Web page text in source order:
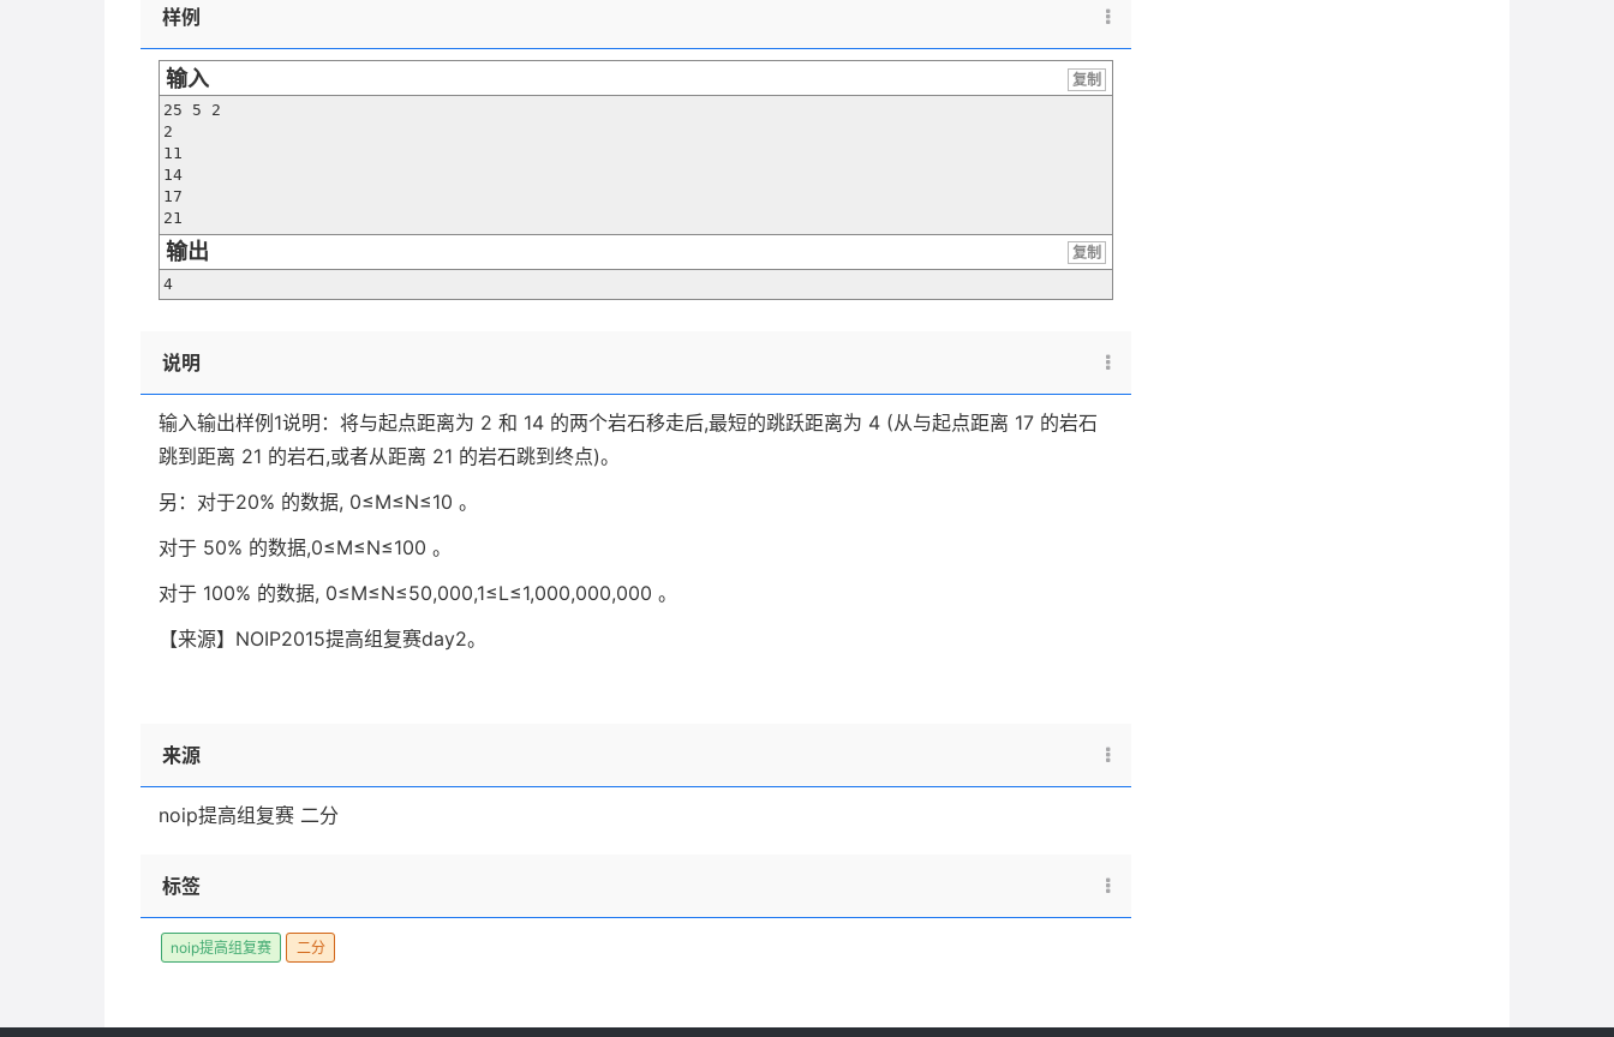
样例
输入
复制
25 5 2
2
11
14
17
21
输出
复制
4
说明
输入输出样例1说明：将与起点距离为 2 和 14 的两个岩石移走后,最短的跳跃距离为 4 (从与起点距离 17 的岩石
跳到距离 21 的岩石,或者从距离 21 的岩石跳到终点)。
另：对于20% 的数据, 0≤M≤N≤10 。
对于 50% 的数据,0≤M≤N≤100 。
对于 100% 的数据, 0≤M≤N≤50,000,1≤L≤1,000,000,000 。
【来源】NOIP2015提高组复赛day2。
来源
noip提高组复赛 二分
标签
noip提高组复赛 二分